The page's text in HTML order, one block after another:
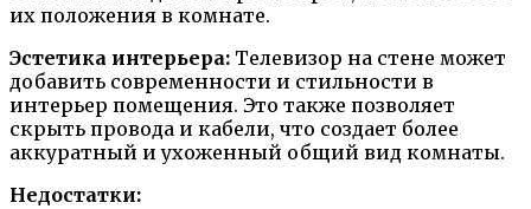
их положения в комнате.
Эстетика интерьера: Телевизор на стене может
добавить современности и стильности в
интерьер помещения. Это также позволяет
скрыть провода и кабели, что создает более
аккуратный и ухоженный общий вид комнаты.
Недостатки: